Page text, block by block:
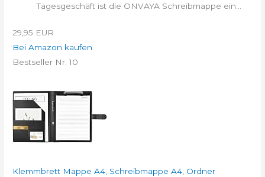
Tagesgeschäft ist die ONVAYA Schreibmappe ein...
29,95 EUR
Bei Amazon kaufen
Bestseller Nr. 10
Klemmbrett Mappe A4, Schreibmappe A4, Ordner